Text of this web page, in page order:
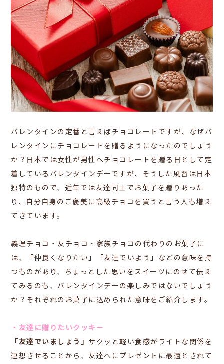
バレンタインの定番と言えばチョコレートですが、なぜバ
レンタインにチョコレートを贈るようになったのでしょう
か？ 日本では女性が男性へチョコレートを贈る日として定
着しているバレンタインデーですが、そうした風習は日本
独特のもので、近年では友達同士でお菓子を贈りあった
り、自分自身のご褒美に高級チョコを買うと言う人も増え
てきています。
義理チョコ・友チョコ・家族チョコの代わりのお菓子に
は、「仲良くなりたい」「友達でいよう」などの意味を持
つものがあり、ちょっとした思いをスイーツにのせて伝え
てみるのも、バレンタインデーの楽しみではないでしょう
か？それぞれのお菓子に込められた意味をご紹介します。
・友達に贈りたいクッキー
「友達でいましょう」 サクッと軽い食感がライトな関係を
連想させることから、友達へにプレゼントに最適とされて